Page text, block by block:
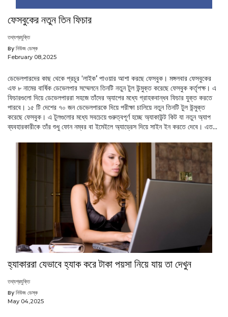
ফেসবুকের নতুন তিন ফিচার
তথ্যপ্রযুক্তি
By নিউজ ডেস্ক
February 08,2025
ডেভেলপারদের কাছ থেকে প্রচুর ‘লাইক’ পাওয়ার আশা করছে ফেসবুক। মঙ্গলবার ফেসবুকের
এফ ৮ নামের বার্ষিক ডেভেলপার সম্মেলনে তিনটি নতুন টুল উন্মুক্ত করেছে ফেসবুক কর্তৃপক্ষ। এ
ফিচারগুলো দিয়ে ডেভেলপাররা সহজে তাঁদের অ্যাপের মধ্যে গ্রাহকবান্ধব ফিচার যুক্ত করতে
পারবে। ১৫ টি দেশের ৭০ জন ডেভেলপারকে দিয়ে পরীক্ষা চালিয়ে নতুন তিনটি টুল উন্মুক্ত
করেছে ফেসবুক। এ টুলগুলোর মধ্যে সবচেয়ে গুরুত্বপূর্ণ হচ্ছে অ্যাকাউন্ট কিট যা নতুন অ্যাপ
ব্যবহারকারীকে তাঁর শুধু ফোন নম্বর বা ইমেইলে অ্যাড্রেস দিয়ে সাইন ইন করতে দেবে। এত...
হ্যাকাররা যেভাবে হ্যাক করে টাকা পয়সা নিয়ে যায় তা দেখুন
তথ্যপ্রযুক্তি
By নিউজ ডেস্ক
May 04,2025